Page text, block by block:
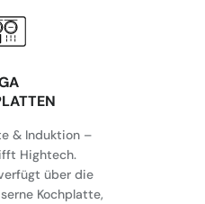
& Induktion –
Hightech.
über die
Kochplatte,